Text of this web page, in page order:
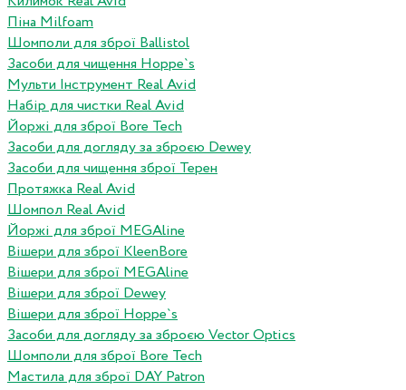
Піна Milfoam
Шомполи для зброї Ballistol
Засоби для чищення Hoppe`s
Мульти Інструмент Real Avid
Набір для чистки Real Avid
Йоржі для зброї Bore Tech
Засоби для догляду за зброєю Dewey
Засоби для чищення зброї Терен
Протяжка Real Avid
Шомпол Real Avid
Йоржі для зброї MEGAline
Вішери для зброї KleenBore
Вішери для зброї MEGAline
Вішери для зброї Dewey
Вішери для зброї Hoppe`s
Засоби для догляду за зброєю Vector Optics
Шомполи для зброї Bore Tech
Мастила для зброї DAY Patron